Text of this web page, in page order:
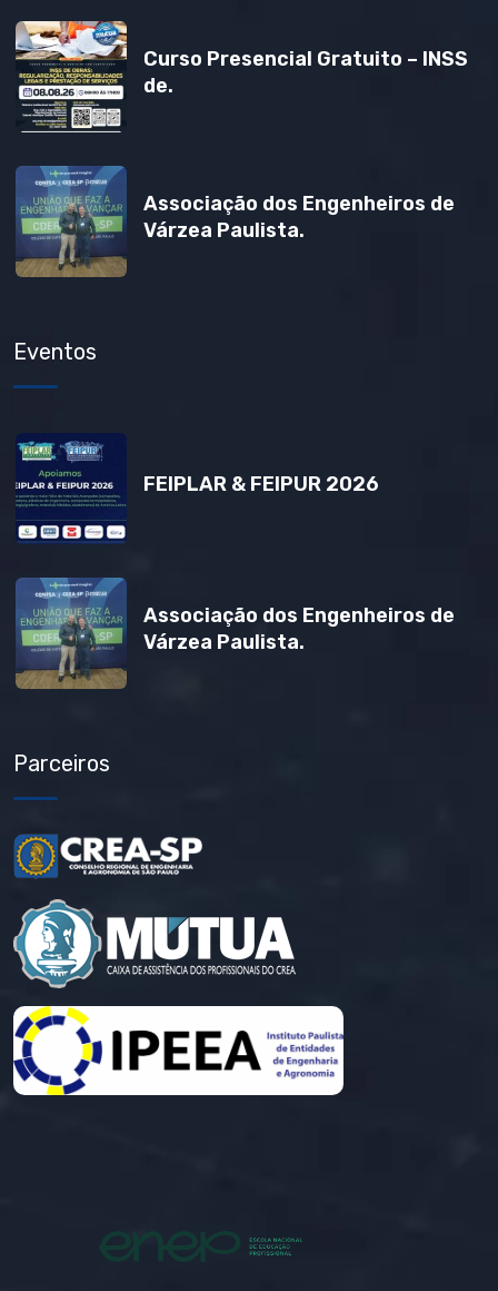
Curso Presencial Gratuito – INSS
de.
Associação dos Engenheiros de
Várzea Paulista.
Eventos
FEIPLAR & FEIPUR 2026
Associação dos Engenheiros de
Várzea Paulista.
Parceiros